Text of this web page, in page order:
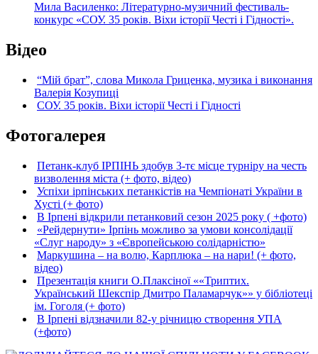
Мила Василенко: Літературно-музичний фестиваль-
конкурс «СОУ. 35 років. Віхи історії Честі і Гідності».
Відео
“Мій брат”, слова Микола Гриценка, музика і виконання
Валерія Козупиці
СОУ. 35 років. Віхи історії Честі і Гідності
Фотогалерея
Петанк-клуб ІРПІНЬ здобув 3-тє місце турніру на честь
визволення міста (+ фото, відео)
Успіхи ірпінських петанкістів на Чемпіонаті України в
Хусті (+ фото)
В Ірпені відкрили петанковий сезон 2025 року ( +фото)
«Рейдернути» Ірпінь можливо за умови консолідації
«Слуг народу» з «Європейською солідарністю»
Маркушина – на волю, Карплюка – на нари! (+ фото,
відео)
Презентація книги О.Плаксіної ««Триптих.
Український Шекспір Дмитро Паламарчук»» у бібліотеці
ім. Гоголя (+ фото)
В Ірпені відзначили 82-у річницю створення УПА
(+фото)